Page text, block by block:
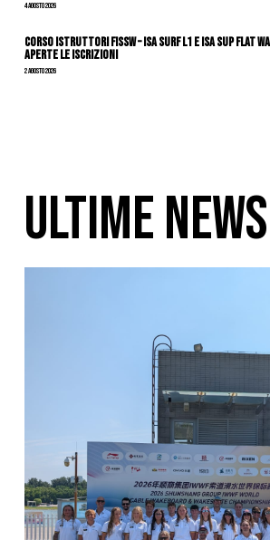
4 Agosto 2026
CORSO ISTRUTTORI FISSW – ISA SURF L1 e ISA SUP Flat
APERTE LE ISCRIZIONI
2 Agosto 2026
ULTIME NEWS